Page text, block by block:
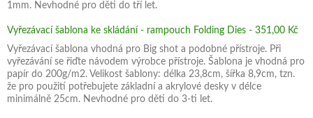
1mm. Nevhodné pro děti do tří let.
Vyřezávací šablona ke skládání - rampouch Folding Dies - 351,00 Kč
Vyřezávací šablona vhodná pro Big shot a podobné přístroje. Při
vyřezávání se řiďte návodem výrobce přístroje. Šablona je vhodná pro
papír do 200g/m2. Velikost šablony: délka 23,8cm, šířka 8,9cm, tzn.
že pro použití potřebujete základní a akrylové desky v délce
minimálně 25cm. Nevhodné pro děti do 3-ti let.